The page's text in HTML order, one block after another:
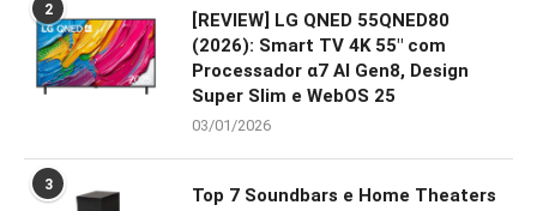
2
[REVIEW] LG QNED 55QNED80
(2026): Smart TV 4K 55″ com
Processador α7 AI Gen8, Design
Super Slim e WebOS 25
03/01/2026
3
Top 7 Soundbars e Home Theaters